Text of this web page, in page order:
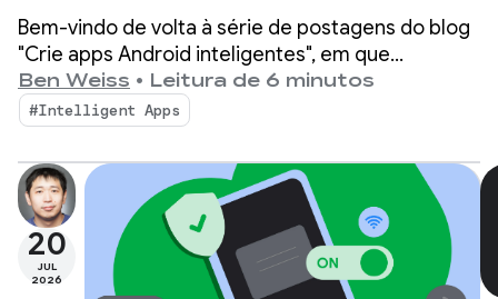
ao sistema de
inteligência do
Android usando o
Bem-vindo de volta à série de postagens do blog
"Crie apps Android inteligentes", em que
pegamos um app Android básico e o
transformamos em uma experiência
personalizada, inteligente e com agentes. Na
postagem anterior, mostramos como usar o
Firebase AI Logic para criar recursos de IA
híbridos e hospedados na nuvem.
Ben Weiss • Leitura de 6 minutos
#Intelligent Apps
20
JUL
2026